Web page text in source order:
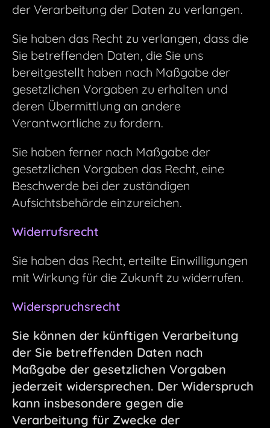
der Verarbeitung der Daten zu verlangen.
Sie haben das Recht zu verlangen, dass die
Sie betreffenden Daten, die Sie uns
bereitgestellt haben nach Maßgabe der
gesetzlichen Vorgaben zu erhalten und
deren Übermittlung an andere
Verantwortliche zu fordern.
Sie haben ferner nach Maßgabe der
gesetzlichen Vorgaben das Recht, eine
Beschwerde bei der zuständigen
Aufsichtsbehörde einzureichen.
Widerrufsrecht
Sie haben das Recht, erteilte Einwilligungen
mit Wirkung für die Zukunft zu widerrufen.
Widerspruchsrecht
Sie können der künftigen Verarbeitung
der Sie betreffenden Daten nach
Maßgabe der gesetzlichen Vorgaben
jederzeit widersprechen. Der Widerspruch
kann insbesondere gegen die
Verarbeitung für Zwecke der